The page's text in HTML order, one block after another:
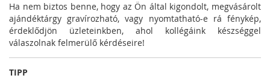
Ha nem biztos benne, hogy az Ön által kigondolt, megvásárolt
ajándéktárgy gravírozható, vagy nyomtatható-e rá fénykép,
érdeklődjön üzleteinkben, ahol kollégáink készséggel
válaszolnak felmerülő kérdéseire!
TIPP